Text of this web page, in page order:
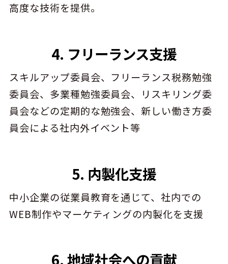
高度な技術を提供。
4. フリーランス支援
スキルアップ委員会、フリーランス税務勉強
委員会、多業種勉強委員会、リスキリング委
員会などの定期的な勉強会、新しい働き方委
員会による社内外イベント等
5. 内製化支援
中小企業の従業員教育を通じて、社内での
WEB制作やマーケティングの内製化を支援
6. 地域社会への貢献